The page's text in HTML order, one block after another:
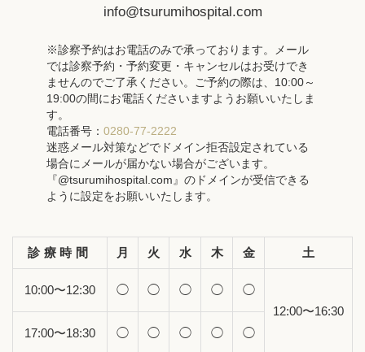
info@tsurumihospital.com
※診察予約はお電話のみで承っております。メール
では診察予約・予約変更・キャンセルはお受けでき
ませんのでご了承ください。ご予約の際は、10:00～
19:00の間にお電話くださいますようお願いいたしま
す。
電話番号： 0280-77-2222
迷惑メール対策などでドメイン拒否設定されている
場合にメールが届かない場合がございます。
『@tsurumihospital.com』のドメインが受信できる
ように設定をお願いいたします。
診療時間 月 火 水 木 金 土
10:00〜12:30 ◯ ◯ ◯ ◯
◯
12:00〜16:30
17:00〜18:30
◯ ◯ ◯ ◯ ◯